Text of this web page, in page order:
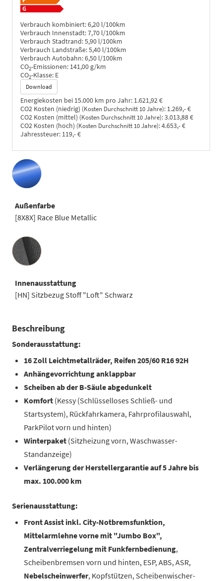
Verbrauch kombiniert:6,20 l/100km
Verbrauch Innenstadt:7,70 l/100km
Verbrauch Stadtrand:5,90 l/100km
Verbrauch Landstraße:5,40 l/100km
Verbrauch Autobahn:6,50 l/100km
CO2-Emissionen: 141,00 g/km
CO2-Klasse: E
Download
Energiekosten bei 15.000 km pro Jahr: 1.621,92 €
CO2 Kosten (niedrig) (Kosten Durchschnitt 10 Jahre): 1.269,- €
CO2 Kosten (mittel) (Kosten Durchschnitt 10 Jahre):3.013,88 €
CO2 Kosten (hoch) (Kosten Durchschnitt 10 Jahre):4.653,- €
Jahressteuer: 119,- €
Außenfarbe
[8X8X] Race Blue Metallic
Innenausstattung
Innenausstattung
[HN] Sitzbezug Stoff "Loft" Schwarz
Beschreibung
Sonderausstattung:
16 Zoll Leichtmetallräder, Reifen 205/60 R16 92H
Anhängevorrichtung anklappbar
Scheiben ab der B-Säule abgedunkelt
Komfort (Kessy (Schlüsselloses Schließ- und
Startsystem), Rückfahrkamera, Fahrprofilauswahl,
ParkPilot vorn und hinten)
Winterpaket (Sitzheizung vorn, Waschwasser-
Standanzeige)
Verlängerung der Herstellergarantie auf 5 Jahre bis
max. 100.000 km
Serienausstattung:
Front Assist inkl. City-Notbremsfunktion,
Mittelarmlehne vorne mit "Jumbo Box",
Zentralverriegelung mit Funkfernbedienung,
Scheibenbremsen vorn und hinten, ESP, ABS, ASR,
Nebelscheinwerfer, Kopfstützen, Scheibenwischer-